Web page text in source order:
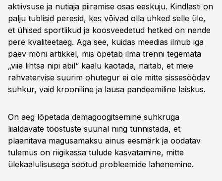
aktiivsuse ja nutiaja piiramise osas eeskuju. Kindlasti on
palju tublisid peresid, kes võivad olla uhked selle üle,
et ühised sportlikud ja koosveedetud hetked on nende
pere kvaliteetaeg. Aga see, kuidas meedias ilmub iga
päev mõni artikkel, mis õpetab ilma trenni tegemata
„viie lihtsa nipi abil“ kaalu kaotada, näitab, et meie
rahvatervise suurim ohutegur ei ole mitte sissesöödav
suhkur, vaid krooniline ja lausa pandeemiline laiskus.
On aeg lõpetada demagoogitsemine suhkruga
liialdavate tööstuste suunal ning tunnistada, et
plaanitava magusamaksu ainus eesmärk ja oodatav
tulemus on riigikassa tulude kasvatamine, mitte
ülekaalulisusega seotud probleemide lahenemine.